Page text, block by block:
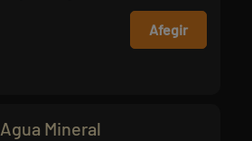
Afegir
Agua Mineral